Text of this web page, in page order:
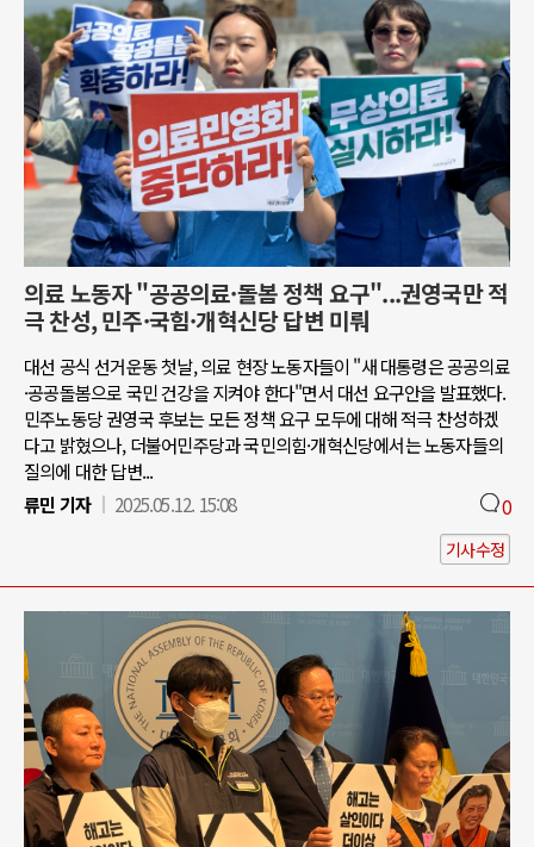
의료 노동자 "공공의료·돌봄 정책 요구"...권영국만 적
극 찬성, 민주·국힘·개혁신당 답변 미뤄
대선 공식 선거운동 첫날, 의료 현장 노동자들이 "새 대통령은 공공의료
·공공돌봄으로 국민 건강을 지켜야 한다"면서 대선 요구안을 발표했다.
민주노동당 권영국 후보는 모든 정책 요구 모두에 대해 적극 찬성하겠
다고 밝혔으나, 더불어민주당과 국민의힘·개혁신당에서는 노동자들의
질의에 대한 답변...
류민 기자
2025.05.12. 15:08 0
기사수정